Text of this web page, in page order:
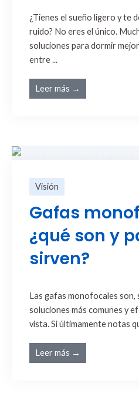
¿Tienes el sueño ligero y te
ruido? No eres el único.
soluciones para dormir
entre ...
Leer más →
Visión
Gafas
¿qué son y
sirven?
Las gafas monofocales son,
soluciones más comunes y
vista. Si últimamente notas
Leer más →